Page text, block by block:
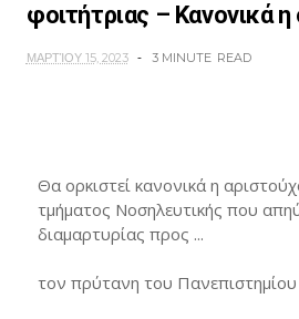
φοιτήτριας – Κανονικά
ΜΑΡΤΊΟΥ 15, 2023 3 MINUTE READ
Θα ορκιστεί κανονικά η
τμήματος Νοσηλευτικής που
διαμαρτυρίας προς ...
τον πρύτανη του